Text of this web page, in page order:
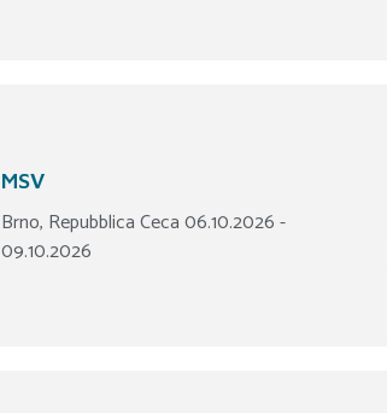
MSV
Brno, Repubblica Ceca 06.10.2026 -
09.10.2026